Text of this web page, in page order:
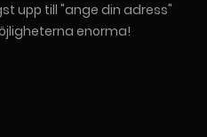
upp till "ange din adress"
enorma!